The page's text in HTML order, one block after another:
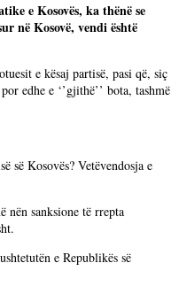
e Kosovës, ka thënë se
në Kosovë, vendi është
e kësaj partisë, pasi që, siç
edhe e ‘’gjithë’’ bota, tashmë
së Kosovës? Vetëvendosja e
nën sanksione të rrepta
e Republikës së